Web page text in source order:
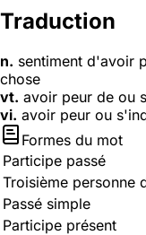
Traduction
n. sentiment d'avoir
chose
vt. avoir peur de ou
vi. avoir peur ou
Formes du mot
Participe passé
Troisième personne
Passé simple
Participe présent